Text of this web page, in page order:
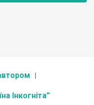
Інкогніта”